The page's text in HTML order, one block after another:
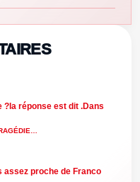
?la réponse est dit .Dans
assez proche de Franco